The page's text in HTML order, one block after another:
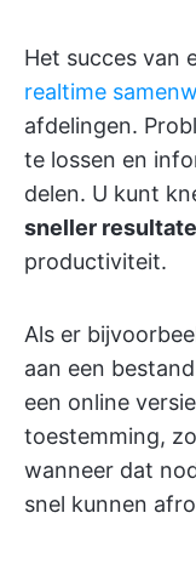
Het succes van
realtime
afdelingen.
te lossen en
delen. U kunt
sneller
productiviteit.
Als er
aan een
een online
toestemming,
wanneer dat
snel kunnen